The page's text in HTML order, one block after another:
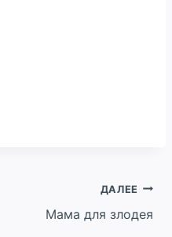
ДАЛЕЕ
Мама для злодея